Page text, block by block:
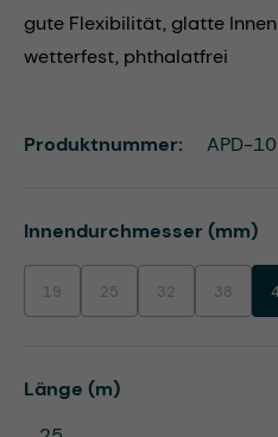
gute Flexibilität, glatte
wetterfest, phthalatfrei
Innendurchmesser (mm)
19(Diese Option ist zurzeit nicht
25(Diese Option ist zurzeit
32(Diese Option ist
38(Diese
Länge (m)auswählen
Produktnummer: APD-